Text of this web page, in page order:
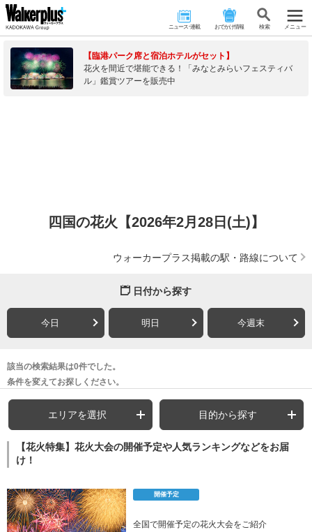
ニュース･連載 おでかけ情報 検 索 メニュー
【臨港パーク席と宿泊ホテルがセット】
花火を間近で堪能できる！「みなとみらいフェスティバ
ル」鑑賞ツアーを販売中
四国の花火【2026年2月28日(土)】
ウォーカープラス掲載の駅・路線について
日付から探す
今日 明日 今週末
該当の検索結果は0件でした。
条件を変えてお探しください。
エリアを選択 目的から探す
【花火特集】花火大会の開催予定や人気ランキングなどをお届
け！
開催予定
全国で開催予定の花火大会をご紹介